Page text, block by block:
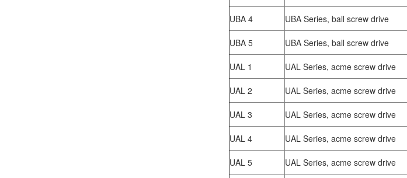
UBA 4 UBA Series, ball screw drive
UBA 5 UBA Series, ball screw drive
UAL 1 UAL Series, acme screw drive
UAL 2 UAL Series, acme screw drive
UAL 3 UAL Series, acme screw drive
UAL 4 UAL Series, acme screw drive
UAL 5 UAL Series, acme screw drive